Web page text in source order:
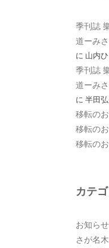
季刊誌
道ーみ
に 山内
季刊誌
道ーみ
に 半田
移転の
移転の
移転の
カテ
お知らせ
さが名